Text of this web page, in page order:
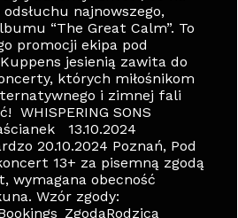
najnowszego,
“The Great Calm”. To
promocji ekipa pod
jesienią zawita do
których miłośnikom
i zimnej fali
WHISPERING SONS
13.10.2024
20.10.2024 Poznań, Pod
13+ za pisemną zgodą
wymagana obecność
Wzór zgody: